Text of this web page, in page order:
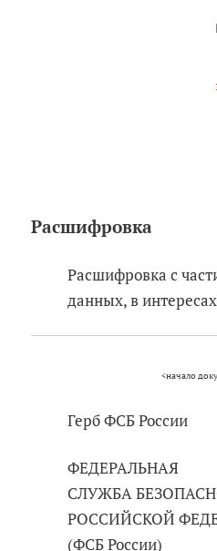
Расшифровка
Расшифровка с
данных, в
<начало
Герб ФСБ России
ФЕДЕРАЛЬНАЯ
СЛУЖБА
РОССИЙСКОЙ
(ФСБ России)